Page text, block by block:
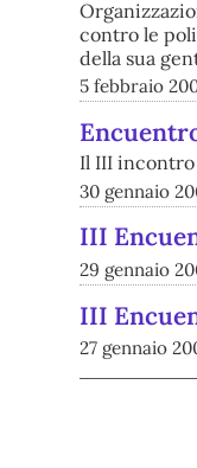
contro le
della sua
5 febbraio
Il III incontro
30 gennaio
III
29 gennaio
III
27 gennaio